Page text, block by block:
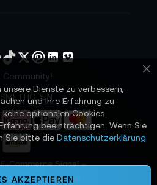
Community!
Commerce Signal –
AI Division
Dienste zu verbessern,
und Ihre Erfahrung zu
keine optionalen Cookies
beeinträchtigen. Wenn Sie
Sie bitte die Datenschutzerklärung
AKZEPTIEREN